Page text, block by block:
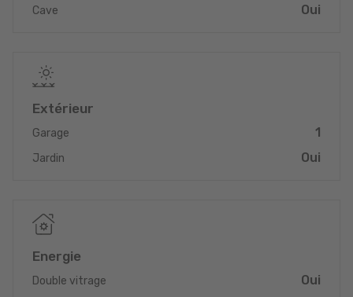
UNIQUEMENT par Whatsapp le numéro (+352) 691 695 442
Cave Oui
Extérieur
Garage 1
Jardin Oui
Energie
Double vitrage Oui